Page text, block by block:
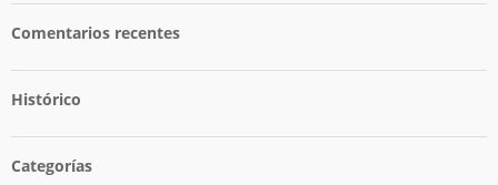
Comentarios recentes
Histórico
Categorías